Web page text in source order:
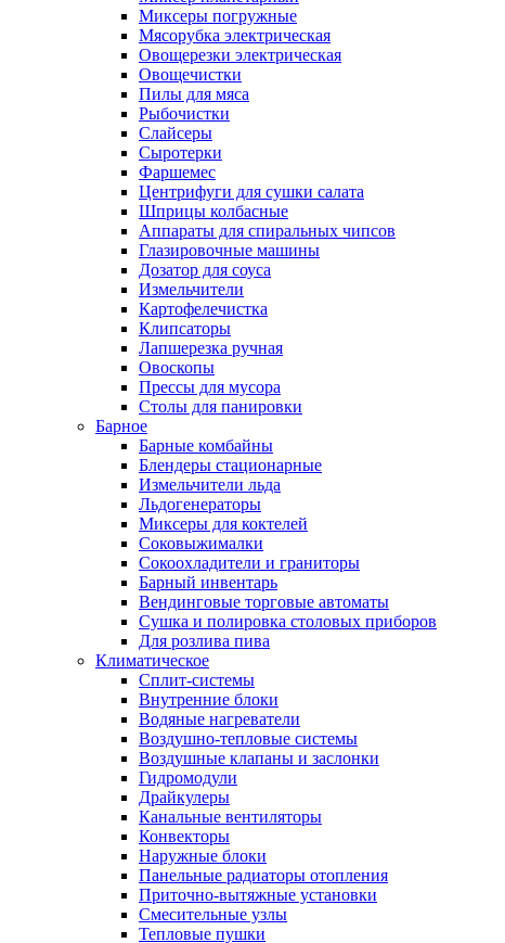
Миксеры погружные
Мясорубка электрическая
Овощерезки электрическая
Овощечистки
Пилы для мяса
Рыбочистки
Слайсеры
Сыротерки
Фаршемес
Центрифуги для сушки салата
Шприцы колбасные
Аппараты для спиральных чипсов
Глазировочные машины
Дозатор для соуса
Измельчители
Картофелечистка
Клипсаторы
Лапшерезка ручная
Овоскопы
Прессы для мусора
Столы для панировки
Барное
Барные комбайны
Блендеры стационарные
Измельчители льда
Льдогенераторы
Миксеры для коктелей
Соковыжималки
Сокоохладители и граниторы
Барный инвентарь
Вендинговые торговые автоматы
Сушка и полировка столовых приборов
Для розлива пива
Климатическое
Сплит-системы
Внутренние блоки
Водяные нагреватели
Воздушно-тепловые системы
Воздушные клапаны и заслонки
Гидромодули
Драйкулеры
Канальные вентиляторы
Конвекторы
Наружные блоки
Панельные радиаторы отопления
Приточно-вытяжные установки
Смесительные узлы
Тепловые пушки